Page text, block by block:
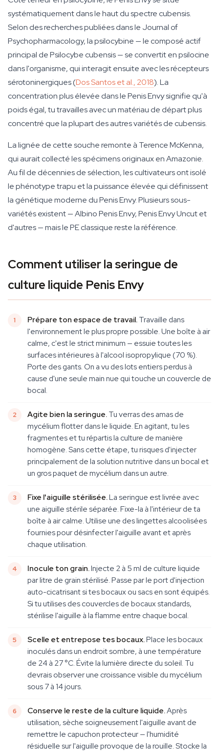
systématiquement dans le haut du spectre cubensis.
Selon des recherches publiées dans le Journal of
Psychopharmacology, la psilocybine — le composé actif
principal de Psilocybe cubensis — se convertit en psilocine
dans l'organisme, qui interagit ensuite avec les récepteurs
sérotoninergiques (Dos Santos et al., 2018). La
concentration plus élevée dans le Penis Envy signifie qu'à
poids égal, tu travailles avec un matériau de départ plus
concentré que la plupart des autres variétés de cubensis.
La lignée de cette souche remonte à Terence McKenna,
qui aurait collecté les spécimens originaux en Amazonie.
Au fil de décennies de sélection, les cultivateurs ont isolé
le phénotype trapu et la puissance élevée qui définissent
la génétique moderne du Penis Envy. Plusieurs sous-
variétés existent — Albino Penis Envy, Penis Envy Uncut et
d'autres — mais le PE classique reste la référence.
Comment utiliser la seringue de
culture liquide Penis Envy
Prépare ton espace de travail.Travaille dans
l'environnement le plus propre possible. Une boîte à air
calme, c'est le strict minimum — essuie toutes les
surfaces intérieures à l'alcool isopropylique (70 %).
Porte des gants. On a vu des lots entiers perdus à
cause d'une seule main nue qui touche un couvercle de
bocal.
Agite bien la seringue.Tu verras des amas de
mycélium flotter dans le liquide. En agitant, tu les
fragmentes et tu répartis la culture de manière
homogène. Sans cette étape, tu risques d'injecter
principalement de la solution nutritive dans un bocal et
un gros paquet de mycélium dans un autre.
Fixe l'aiguille stérilisée.La seringue est livrée avec
une aiguille stérile séparée. Fixe-la à l'intérieur de ta
boîte à air calme. Utilise une des lingettes alcoolisées
fournies pour désinfecter l'aiguille avant et après
chaque utilisation.
Inocule ton grain.Injecte 2 à 5 ml de culture liquide
par litre de grain stérilisé. Passe par le port d'injection
auto-cicatrisant si tes bocaux ou sacs en sont équipés.
Si tu utilises des couvercles de bocaux standards,
stérilise l'aiguille à la flamme entre chaque bocal.
Scelle et entrepose tes bocaux.Place les bocaux
inoculés dans un endroit sombre, à une température
de 24 à 27 °C. Évite la lumière directe du soleil. Tu
devrais observer une croissance visible du mycélium
sous 7 à 14 jours.
Conserve le reste de la culture liquide.Après
utilisation, sèche soigneusement l'aiguille avant de
remettre le capuchon protecteur — l'humidité
résiduelle sur l'aiguille provoque de la rouille. Stocke la